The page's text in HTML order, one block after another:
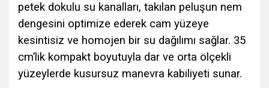
petek dokulu su kanalları, takılan peluşun nem
dengesini optimize ederek cam yüzeye
kesintisiz ve homojen bir su dağılımı sağlar. 35
cm’lik kompakt boyutuyla dar ve orta ölçekli
yüzeylerde kusursuz manevra kabiliyeti sunar.